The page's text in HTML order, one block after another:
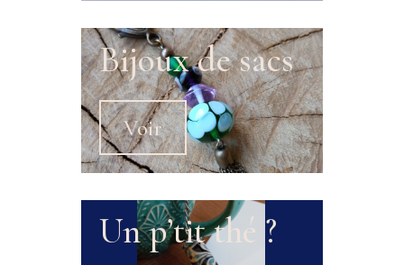
Bijoux de sacs
Voir
Un p’tit thé ?